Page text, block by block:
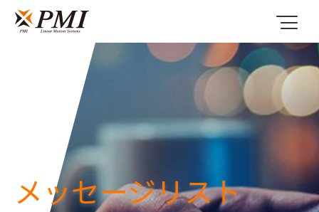
メッセージリスト